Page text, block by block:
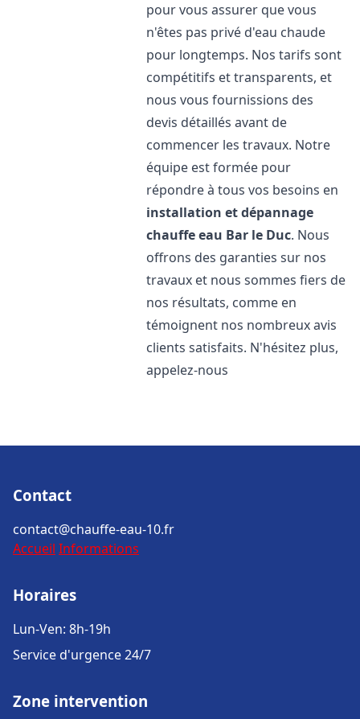
pour vous assurer que vous
n'êtes pas privé d'eau chaude
pour longtemps. Nos tarifs sont
compétitifs et transparents, et
nous vous fournissions des
devis détaillés avant de
commencer les travaux. Notre
équipe est formée pour
répondre à tous vos besoins en
installation et dépannage
chauffe eau Bar le Duc. Nous
offrons des garanties sur nos
travaux et nous sommes fiers de
nos résultats, comme en
témoignent nos nombreux avis
clients satisfaits. N'hésitez plus,
appelez-nous
Contact
contact@chauffe-eau-10.fr
Accueil Informations
Horaires
Lun-Ven: 8h-19h
Service d'urgence 24/7
Zone intervention